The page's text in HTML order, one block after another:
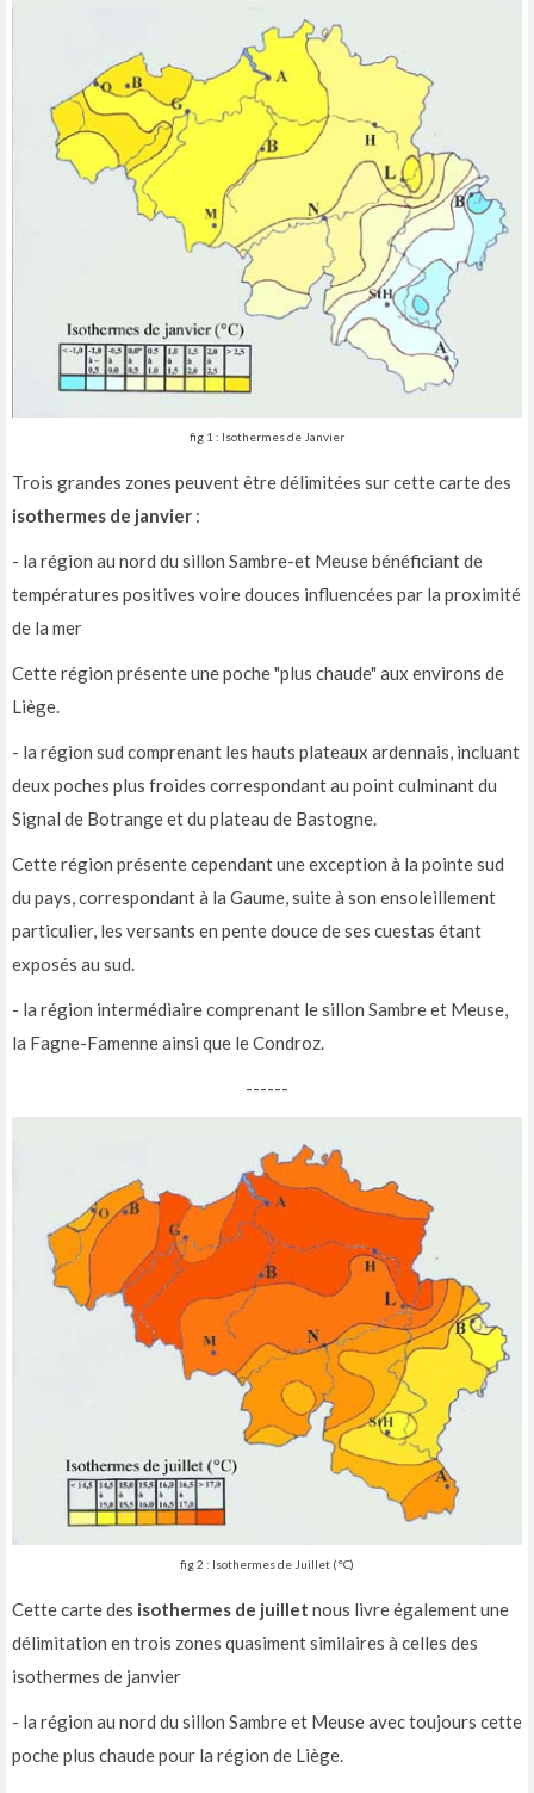
fig 1 : Isothermes de Janvier
Trois grandes zones peuvent être délimitées sur cette carte des
isothermes de janvier :
- la région au nord du sillon Sambre-et Meuse bénéficiant de
températures positives voire douces influencées par la proximité
de la mer
Cette région présente une poche "plus chaude" aux environs de
Liège.
- la région sud comprenant les hauts plateaux ardennais, incluant
deux poches plus froides correspondant au point culminant du
Signal de Botrange et du plateau de Bastogne.
Cette région présente cependant une exception à la pointe sud
du pays, correspondant à la Gaume, suite à son ensoleillement
particulier, les versants en pente douce de ses cuestas étant
exposés au sud.
- la région intermédiaire comprenant le sillon Sambre et Meuse,
la Fagne-Famenne ainsi que le Condroz.
------
fig 2 : Isothermes de Juillet (°C)
Cette carte des isothermes de juillet nous livre également une
délimitation en trois zones quasiment similaires à celles des
isothermes de janvier
- la région au nord du sillon Sambre et Meuse avec toujours cette
poche plus chaude pour la région de Liège.